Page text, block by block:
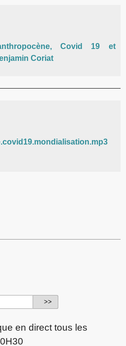
Covid 19 et
Coriat
en direct tous les